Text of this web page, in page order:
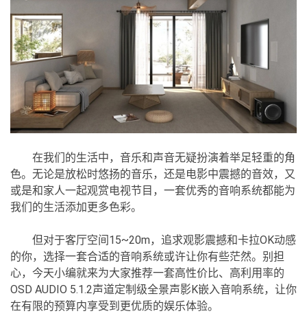
在我们的生活中，音乐和声音无疑扮演着举足轻重的角
色。无论是放松时悠扬的音乐，还是电影中震撼的音效，又
或是和家人一起观赏电视节目，一套优秀的音响系统都能为
我们的生活添加更多色彩。
但对于客厅空间15~20m，追求观影震撼和卡拉OK动感
的你，选择一套合适的音响系统或许让你有些茫然。别担
心，今天小编就来为大家推荐一套高性价比、高利用率的
OSD AUDIO 5.1.2声道定制级全景声影K嵌入音响系统，让你
在有限的预算内享受到更优质的娱乐体验。